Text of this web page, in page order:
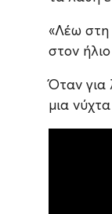
«Λέω στη
στον
Όταν για
μια